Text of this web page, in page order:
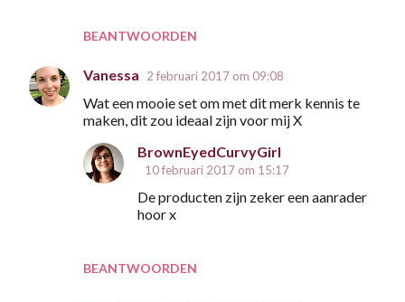
BEANTWOORDEN
Vanessa 2 februari 2017 om 09:08
Wat een mooie set om met dit merk kennis te
maken, dit zou ideaal zijn voor mij X
BEANTWOORDEN
BrownEyedCurvyGirl
10 februari 2017 om 15:17
De producten zijn zeker een aanrader
hoor x